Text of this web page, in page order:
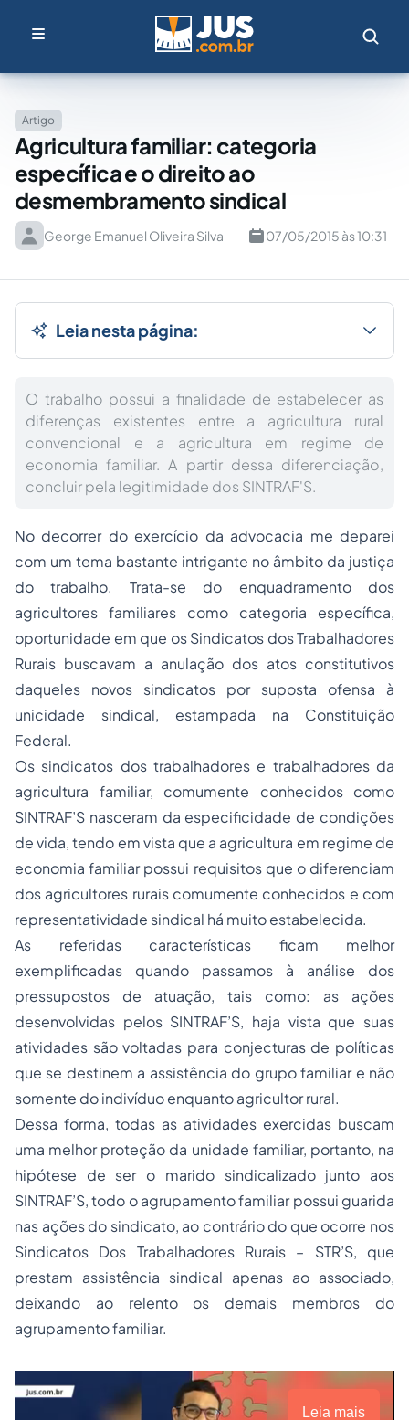
Artigo
Agricultura familiar: categoria
específica e o direito ao
desmembramento sindical
George Emanuel Oliveira Silva 07/05/2015 às 10:31
Leia nesta página:
O trabalho possui a finalidade de estabelecer as
diferenças existentes entre a agricultura rural
convencional e a agricultura em regime de
economia familiar. A partir dessa diferenciação,
concluir pela legitimidade dos SINTRAF'S.
No decorrer do exercício da advocacia me deparei
com um tema bastante intrigante no âmbito da justiça
do trabalho. Trata-se do enquadramento dos
agricultores familiares como categoria específica,
oportunidade em que os Sindicatos dos Trabalhadores
Rurais buscavam a anulação dos atos constitutivos
daqueles novos sindicatos por suposta ofensa à
unicidade sindical, estampada na Constituição
Federal.
Os sindicatos dos trabalhadores e trabalhadores da
agricultura familiar, comumente conhecidos como
SINTRAF’S nasceram da especificidade de condições
de vida, tendo em vista que a agricultura em regime de
economia familiar possui requisitos que o diferenciam
dos agricultores rurais comumente conhecidos e com
representatividade sindical há muito estabelecida.
As referidas características ficam melhor
exemplificadas quando passamos à análise dos
pressupostos de atuação, tais como: as ações
desenvolvidas pelos SINTRAF’S, haja vista que suas
atividades são voltadas para conjecturas de políticas
que se destinem a assistência do grupo familiar e não
somente do indivíduo enquanto agricultor rural.
Dessa forma, todas as atividades exercidas buscam
uma melhor proteção da unidade familiar, portanto, na
hipótese de ser o marido sindicalizado junto aos
SINTRAF’S, todo o agrupamento familiar possui guarida
nas ações do sindicato, ao contrário do que ocorre nos
Sindicatos Dos Trabalhadores Rurais – STR’S, que
prestam assistência sindical apenas ao associado,
deixando ao relento os demais membros do
agrupamento familiar.
Leia mais